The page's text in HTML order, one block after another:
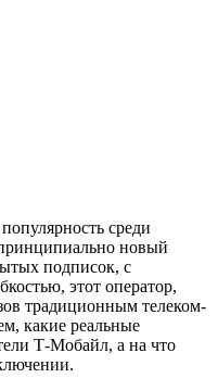
среди
новый
подписок, с
этот оператор,
традиционным телеком-
какие реальные
Т-Мобайл, а на что